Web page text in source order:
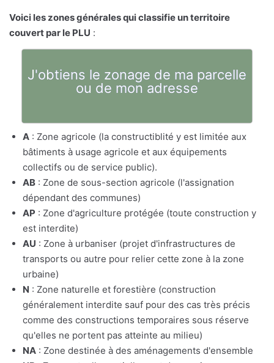
Voici les zones générales qui classifie un territoire
couvert par le PLU :
J'obtiens le zonage de ma parcelle
ou de mon adresse
A : Zone agricole (la constructiblité y est limitée aux
bâtiments à usage agricole et aux équipements
collectifs ou de service public).
AB : Zone de sous-section agricole (l'assignation
dépendant des communes)
AP : Zone d'agriculture protégée (toute construction y
est interdite)
AU : Zone à urbaniser (projet d'infrastructures de
transports ou autre pour relier cette zone à la zone
urbaine)
N : Zone naturelle et forestière (construction
généralement interdite sauf pour des cas très précis
comme des constructions temporaires sous réserve
qu'elles ne portent pas atteinte au milieu)
NA : Zone destinée à des aménagements d'ensemble